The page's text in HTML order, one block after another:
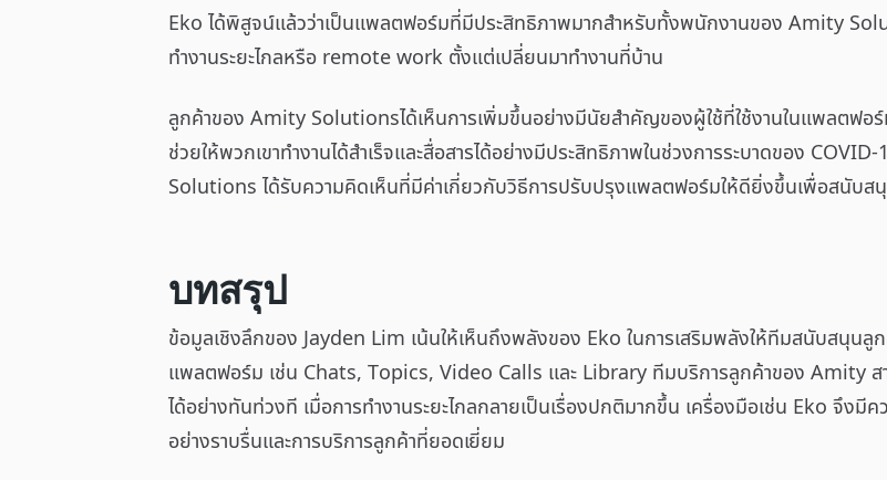
Eko ได้พิสูจน์แล้วว่าเป็นแพลตฟอร์มที่มีประสิทธิภาพมากสำหรับทั้งพนักงานของ Amity
ทำงานระยะไกลหรือ remote work ตั้งแต่เปลี่ยนมาทำงานที่บ้าน
ลูกค้าของ Amity Solutionsได้เห็นการเพิ่มขึ้นอย่างมีนัยสำคัญของผู้ใช้ที่ใช้งานในแพลตฟอร์
ช่วยให้พวกเขาทำงานได้สำเร็จและสื่อสารได้อย่างมีประสิทธิภาพในช่วงการระบาดของ
Solutions ได้รับความคิดเห็นที่มีค่าเกี่ยวกับวิธีการปรับปรุงแพลตฟอร์มให้ดียิ่งขึ้นเพื่อสนับสนุ
บทสรุป
ข้อมูลเชิงลึกของ Jayden Lim เน้นให้เห็นถึงพลังของ Eko ในการเสริมพลังให้ทีมสนับสนุนลู
แพลตฟอร์ม เช่น Chats, Topics, Video Calls และ Library ทีมบริการลูกค้าของ Amity สา
ได้อย่างทันท่วงที เมื่อการทำงานระยะไกลกลายเป็นเรื่องปกติมากขึ้น เครื่องมือเช่น Eko จึงมี
อย่างราบรื่นและการบริการลูกค้าที่ยอดเยี่ยม